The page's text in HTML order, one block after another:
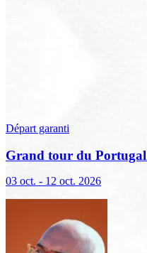
Départ garanti
Grand tour du Portugal
03 oct. - 12 oct. 2026